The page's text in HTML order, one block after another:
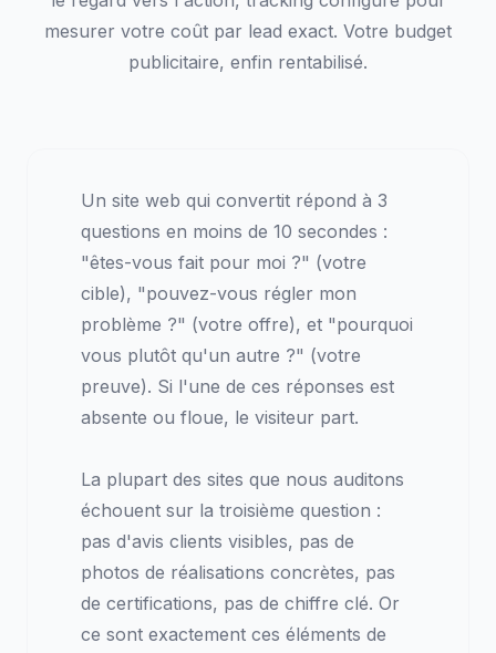
mesurer votre coût par lead exact. Votre budget
publicitaire, enfin rentabilisé.
Un site web qui convertit répond à 3
questions en moins de 10 secondes :
"êtes-vous fait pour moi ?" (votre
cible), "pouvez-vous régler mon
problème ?" (votre offre), et "pourquoi
vous plutôt qu'un autre ?" (votre
preuve). Si l'une de ces réponses est
absente ou floue, le visiteur part.
La plupart des sites que nous auditons
échouent sur la troisième question :
pas d'avis clients visibles, pas de
photos de réalisations concrètes, pas
de certifications, pas de chiffre clé. Or
ce sont exactement ces éléments de